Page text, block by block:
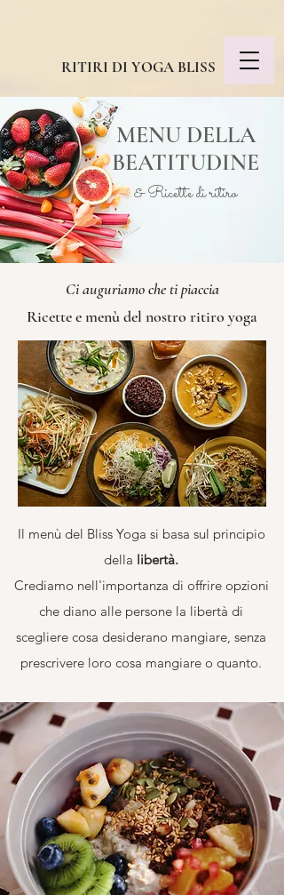
RITIRI DI YOGA BLISS
MENU DELLA
BEATITUDINE
& Ricette di ritiro
Ci auguriamo che ti piaccia
Ricette e menù del nostro ritiro yoga
Il menù del Bliss Yoga si basa sul principio
della libertà.
Crediamo nell'importanza di offrire opzioni
che diano alle persone la libertà di
scegliere cosa desiderano mangiare, senza
prescrivere loro cosa mangiare o quanto.